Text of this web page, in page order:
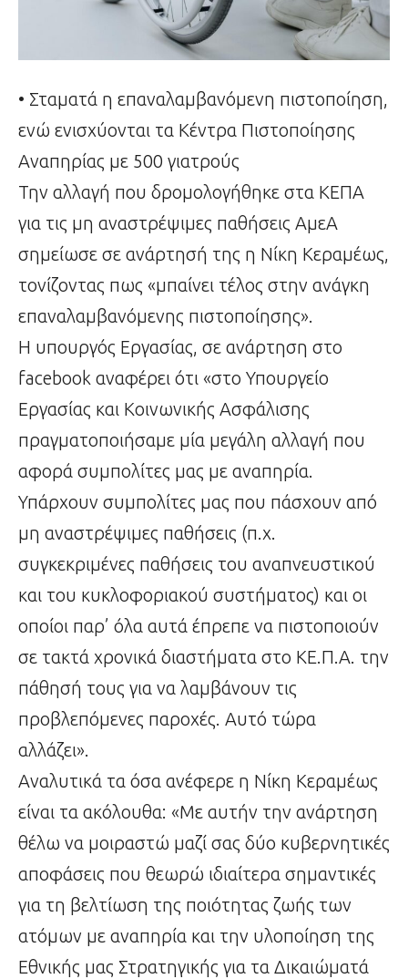
• Σταματά η επαναλαμβανόμενη πιστοποίηση,
ενώ ενισχύονται τα Κέντρα Πιστοποίησης
Αναπηρίας με 500 γιατρούς
Την αλλαγή που δρομολογήθηκε στα ΚΕΠΑ
για τις μη αναστρέψιμες παθήσεις ΑμεΑ
σημείωσε σε ανάρτησή της η Νίκη Κεραμέως,
τονίζοντας πως «μπαίνει τέλος στην ανάγκη
επαναλαμβανόμενης πιστοποίησης».
Η υπουργός Εργασίας, σε ανάρτηση στο
facebook αναφέρει ότι «στο Υπουργείο
Εργασίας και Κοινωνικής Ασφάλισης
πραγματοποιήσαμε μία μεγάλη αλλαγή που
αφορά συμπολίτες μας με αναπηρία.
Υπάρχουν συμπολίτες μας που πάσχουν από
μη αναστρέψιμες παθήσεις (π.χ.
συγκεκριμένες παθήσεις του αναπνευστικού
και του κυκλοφοριακού συστήματος) και οι
οποίοι παρ’ όλα αυτά έπρεπε να πιστοποιούν
σε τακτά χρονικά διαστήματα στο ΚΕ.Π.Α. την
πάθησή τους για να λαμβάνουν τις
προβλεπόμενες παροχές. Αυτό τώρα
αλλάζει».
Αναλυτικά τα όσα ανέφερε η Νίκη Κεραμέως
είναι τα ακόλουθα: «Με αυτήν την ανάρτηση
θέλω να μοιραστώ μαζί σας δύο κυβερνητικές
αποφάσεις που θεωρώ ιδιαίτερα σημαντικές
για τη βελτίωση της ποιότητας ζωής των
ατόμων με αναπηρία και την υλοποίηση της
Εθνικής μας Στρατηγικής για τα Δικαιώματά